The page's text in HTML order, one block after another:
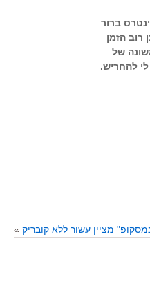
ברור
רוב הזמן
של
להחריש.
מציין עשור ללא קובריק »